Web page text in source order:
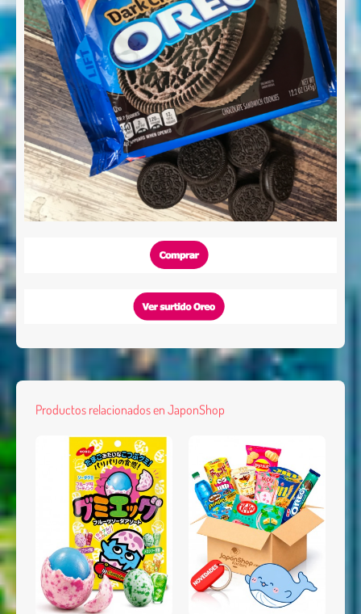
Productos relacionados en JaponShop